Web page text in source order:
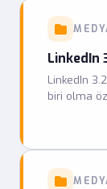
LinkedIn
LinkedIn
biri olma